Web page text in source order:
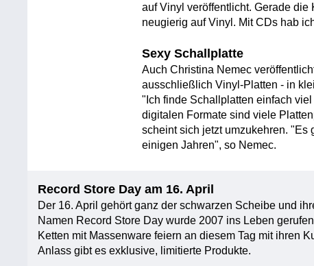
auf Vinyl veröffentlicht. Gerade
neugierig auf Vinyl. Mit CDs hab
Sexy Schallplatte
Auch Christina Nemec
ausschließlich Vinyl-Platten - in
"Ich finde Schallplatten einfach
digitalen Formate sind viele
scheint sich jetzt umzukehren. "Es
einigen Jahren", so Nemec.
Record Store Day am 16. April
Der 16. April gehört ganz der schwarzen Scheibe und
Namen Record Store Day wurde 2007 ins Leben
Ketten mit Massenware feiern an diesem Tag mit ihren
Anlass gibt es exklusive, limitierte Produkte.